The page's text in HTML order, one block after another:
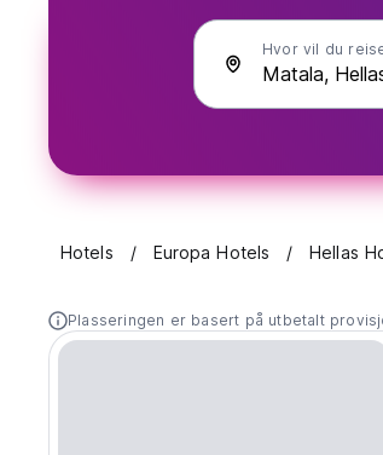
Hvor vil du
Hotels Europa Hotels Hellas
Plasseringen er basert på utbetalt